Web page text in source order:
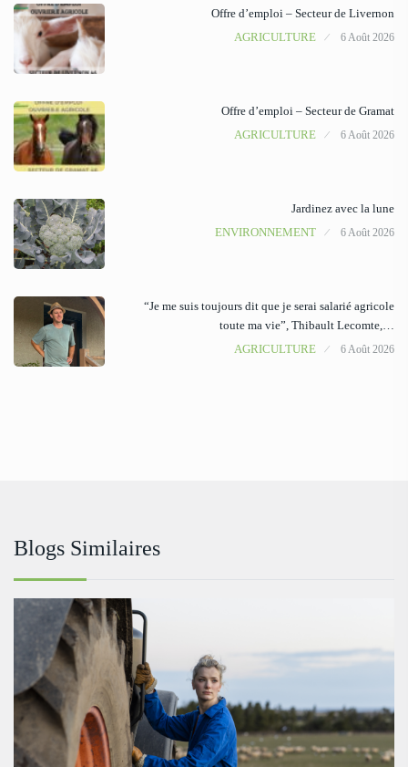
Offre d’emploi – Secteur de Livernon
AGRICULTURE
6 Août 2026
Offre d’emploi – Secteur de Gramat
AGRICULTURE
6 Août 2026
Jardinez avec la lune
ENVIRONNEMENT
6 Août 2026
“Je me suis toujours dit que je serai salarié agricole
toute ma vie”, Thibault Lecomte,…
AGRICULTURE
6 Août 2026
Blogs Similaires